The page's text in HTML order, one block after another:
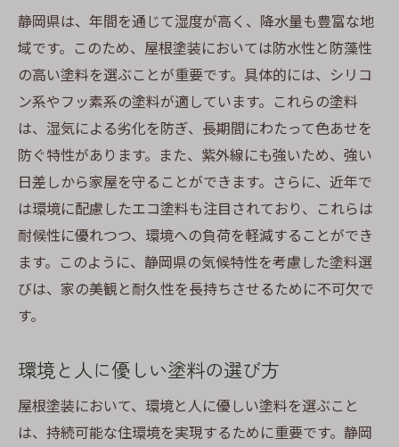
静岡県は、年間を通じて湿度が高く、降水量も豊富な地
域です。このため、屋根塗装においては防水性と防藻性
の高い塗料を選ぶことが重要です。具体的には、シリコ
ン系やフッ素系の塗料が適しています。これらの塗料
は、湿気による劣化を防ぎ、長期間にわたって色あせを
防ぐ特性があります。また、紫外線にも強いため、強い
日差しから家屋を守ることができます。さらに、近年で
は環境に配慮したエコ塗料も注目されており、これらは
耐候性に優れつつ、環境への負荷を軽減することができ
ます。このように、静岡県の気候特性を考慮した塗料選
びは、家の美観と耐久性を長持ちさせるために不可欠で
す。
環境と人に優しい塗料の選び方
屋根塗装において、環境と人に優しい塗料を選ぶこと
は、持続可能な住環境を実現するために重要です。静岡